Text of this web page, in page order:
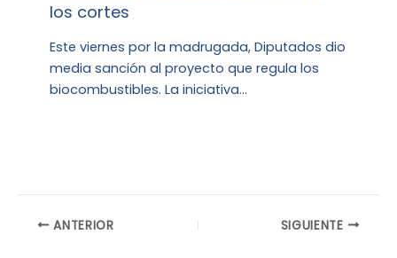
los cortes
Este viernes por la madrugada, Diputados dio
media sanción al proyecto que regula los
biocombustibles. La iniciativa…
ANTERIOR SIGUIENTE